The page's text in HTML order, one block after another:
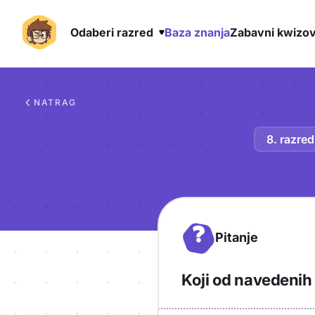
Odaberi razred Baza znanjaZabavni
NATRAG
8. razred
? Pitanje
Koji od